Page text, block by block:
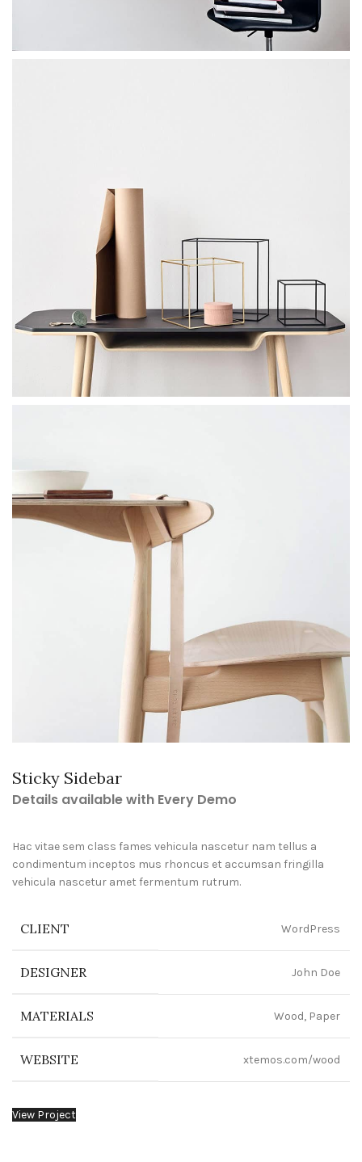
Sticky Sidebar
Details available with Every Demo
Hac vitae sem class fames vehicula nascetur nam tellus a
condimentum inceptos mus rhoncus et accumsan fringilla
vehicula nascetur amet fermentum rutrum.
CLIENT WordPress
DESIGNER John Doe
MATERIALS Wood, Paper
WEBSITE xtemos.com/wood
View Project